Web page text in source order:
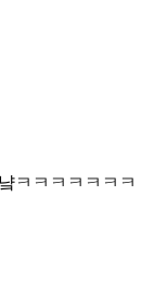
ㅋㅋㅋㅋㅋㅋㅋ